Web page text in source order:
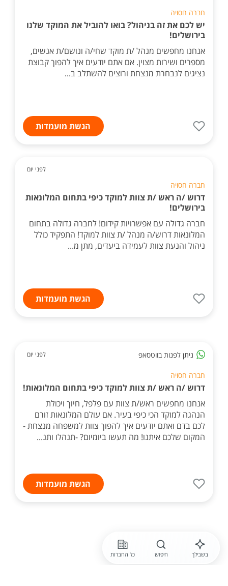
חברה חסויה
יש לכם את זה בניהול? בואו להוביל את המוקד שלנו
בירושלים!
אנחנו מחפשים מנהל /ת מוקד שחי/ה ונושם/ת אנשים,
מספרים ושירות מצוין. אם אתם יודעים איך להפוך קבוצת
נציגים לנבחרת מנצחת ורוצים להשתלב ב...
הגשת מועמדות
לפני יום
חברה חסויה
דרוש /ה ראש /ת צוות למוקד כיפי בתחום המלונאות
בירושלים!
חברה גדולה עם אפשרויות קידום! לחברה גדולה בתחום
המלונאות דרוש/ה מנהל /ת צוות למוקד! התפקיד כולל
ניהול והנעת צוות לעמידה ביעדים, מתן מ...
הגשת מועמדות
ניתן לפנות בווטסאפ לפני יום
חברה חסויה
דרוש /ה ראש /ת צוות למוקד כיפי בתחום המלונאות!
אנחנו מחפשים ראש/ת צוות עם פלפל, חיוך ויכולת
הנהגה למוקד הכי כיפי בעיר. אם עולם המלונאות זורם
לכם בדם ואתם יודעים איך להפוך צוות למשפחה מנצחת -
המקום שלכם איתנו! מה תעשו ביומיום? -תנהלו ותנ...
הגשת מועמדות
בשבילך חיפוש כל החברות